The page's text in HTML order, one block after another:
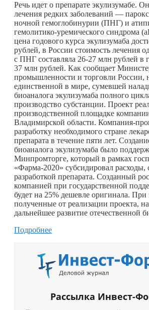
Речь идет о препарате экулизумабе.
лечения редких заболеваний —
ночной гемоглобинурии (ПНГ) и
гемолитико-уремического синдрома
цена годового курса экулизумаба
рублей, в России стоимость лечения
с ПНГ составляла 26-27 млн рублей
37 млн рублей. Как сообщает
промышленности и торговли России,
единственной в мире, сумевшей
биоаналога экулизумаба полного
производство субстанции. Проект
производственной площадке
Владимирской области. Компания-
разработку необходимого стране
препарата в течение пяти лет.
биоаналога экулизумаба было
Минпромторге, который в рамках
«Фарма-2020» субсидировал расходы,
разработкой препарата. Созданный
компанией при государственной
будет на 25% дешевле оригинала. При
полученные от реализации проекта,
дальнейшее развитие отечественной
Подробнее
Рассылка Инвест-